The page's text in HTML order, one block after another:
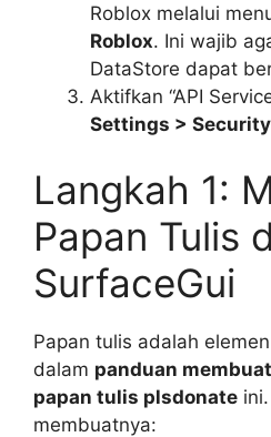
Roblox melalui
Roblox. Ini wajib
DataStore dapat
Aktifkan “API
Settings > Security
Langkah 1:
Papan Tulis
SurfaceGui
Papan tulis adalah
dalam panduan
papan tulis plsdonate
membuatnya: